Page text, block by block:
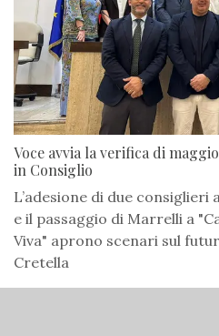
Voce avvia la verifica di
in Consiglio
L’adesione di due
e il passaggio di Marrelli a
Viva" aprono scenari sul
Cretella